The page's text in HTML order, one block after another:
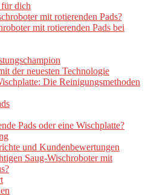
dich
mit rotierenden Pads?
mit rotierenden Pads bei
der neuesten Technologie
Die Reinigungsmethoden
Pads oder eine Wischplatte?
und Kundenbewertungen
Saug-Wischroboter mit